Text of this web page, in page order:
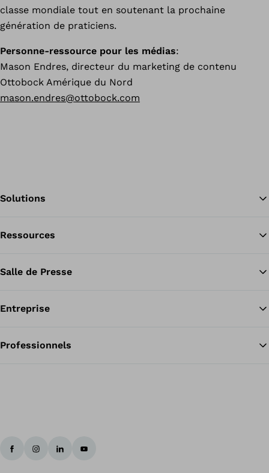
classe mondiale tout en soutenant la prochaine
génération de praticiens.
Personne-ressource pour les médias:
Mason Endres, directeur du marketing de contenu
Ottobock Amérique du Nord
mason.endres@ottobock.com
Solutions
Ressources
Salle de Presse
Entreprise
Professionnels